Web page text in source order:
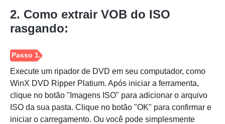
Passo 2.
Etapa 3.
2. Como extrair VOB do ISO
rasgando:
Execute um ripador de DVD em seu computador, como
WinX DVD Ripper Platium. Após iniciar a ferramenta,
clique no botão "Imagens ISO" para adicionar o arquivo
ISO da sua pasta. Clique no botão "OK" para confirmar e
iniciar o carregamento. Ou você pode simplesmente